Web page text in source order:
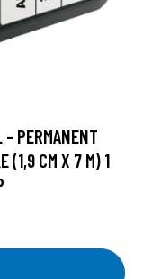
PERMANENT
(1,9 CM X 7 M) 1